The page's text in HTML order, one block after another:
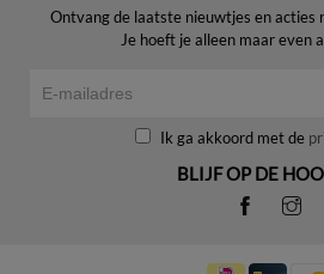
Ontvang de laatste nieuwtjes en acties
Je hoeft je alleen maar even
Ik ga akkoord met de
BLIJF OP DE